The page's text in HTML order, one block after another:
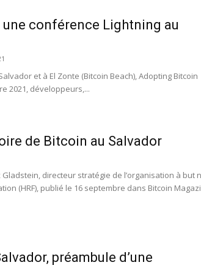
conférence Lightning au
et à El Zonte (Bitcoin Beach), Adopting Bitcoin
2021, développeurs,...
de Bitcoin au Salvador
directeur stratégie de l’organisation à but
(HRF), publié le 16 septembre dans Bitcoin
préambule d’une